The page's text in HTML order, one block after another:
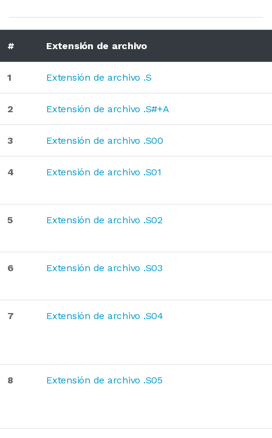
# Extensión de archivo
1 Extensión de archivo .S
2 Extensión de archivo .S#+A
3 Extensión de archivo .S00
4 Extensión de archivo .S01
5 Extensión de archivo .S02
6 Extensión de archivo .S03
7 Extensión de archivo .S04
8 Extensión de archivo .S05